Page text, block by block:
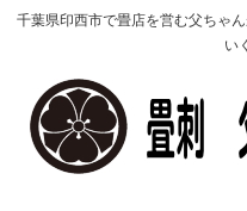
千葉県印西市で畳店を営む父ちゃ
い